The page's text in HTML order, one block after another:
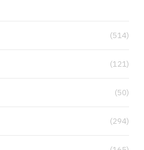
(514)
(121)
(50)
(294)